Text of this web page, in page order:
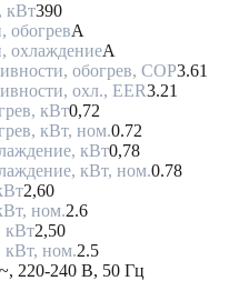
кВт390
обогревA
охлаждениеA
обогрев, COP3.61
охл., EER3.21
кВт0,72
кВт, ном.0.72
кВт0,78
кВт, ном.0.78
2,60
ном.2.6
кВт2,50
кВт, ном.2.5
220-240 В, 50 Гц